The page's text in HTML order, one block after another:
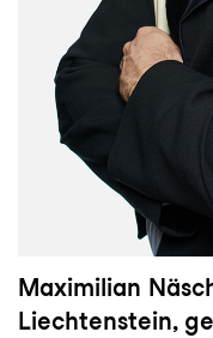
Maximilian
Liechtenstein,